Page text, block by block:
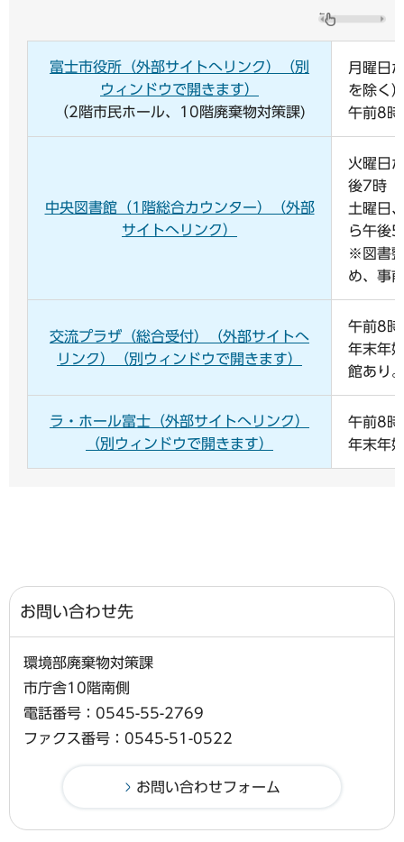
富士市役所（外部サイトへリンク）（別
ウィンドウで開きます）
（2階市民ホール、10階廃棄物対策課)
月曜日
を除く
午前8
中央図書館（1階総合カウンター）（外部
サイトへリンク）
火曜日
後7時
土曜日
ら午後5
※図書
め、事
交流プラザ（総合受付）（外部サイトへ
リンク）（別ウィンドウで開きます）
午前8
年末年
館あり
ラ・ホール富士（外部サイトへリンク）
（別ウィンドウで開きます）
午前8
年末年
お問い合わせ先
環境部廃棄物対策課
市庁舎10階南側
電話番号：0545-55-2769
ファクス番号：0545-51-0522